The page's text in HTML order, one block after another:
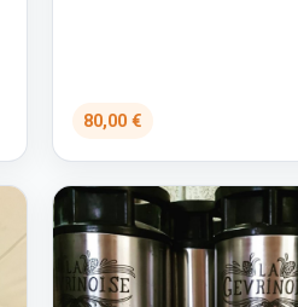
80,00 €